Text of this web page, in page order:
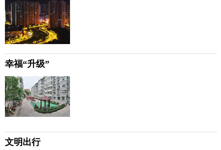
幸福“升级”
文明出行